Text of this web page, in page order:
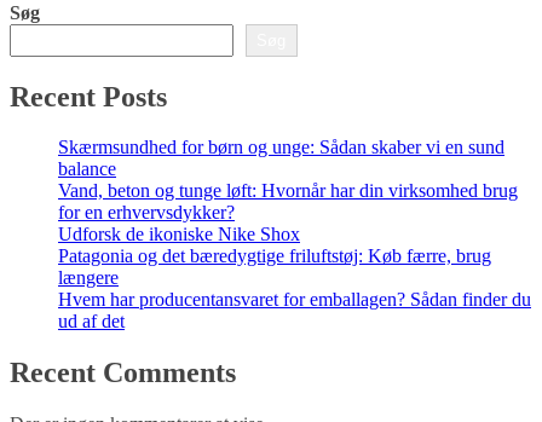
Søg
Recent Posts
Skærmsundhed for børn og unge: Sådan skaber vi en sund
balance
Vand, beton og tunge løft: Hvornår har din virksomhed brug
for en erhvervsdykker?
Udforsk de ikoniske Nike Shox
Patagonia og det bæredygtige friluftstøj: Køb færre, brug
længere
Hvem har producentansvaret for emballagen? Sådan finder du
ud af det
Recent Comments